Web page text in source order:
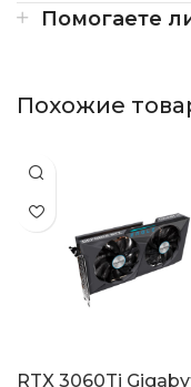
Помогаете
Похожие
RTX 3060Ti